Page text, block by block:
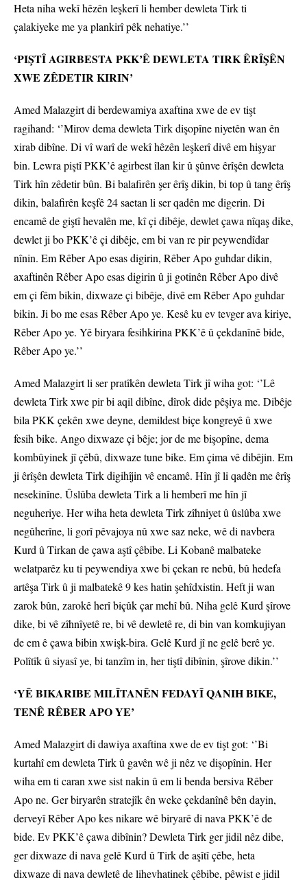
Heta niha wekî hêzên leşkerî li hember dewleta Tirk ti
çalakiyeke me ya plankirî pêk nehatiye.’’
‘PIŞTÎ AGIRBESTA PKK’Ê DEWLETA TIRK ÊRÎŞÊN
XWE ZÊDETIR KIRIN’
Amed Malazgirt di berdewamiya axaftina xwe de ev tişt
ragihand: ‘’Mirov dema dewleta Tirk dişopîne niyetên wan ên
xirab dibîne. Di vî warî de wekî hêzên leşkerî divê em hişyar
bin. Lewra piştî PKK’ê agirbest îlan kir û şûnve êrîşên dewleta
Tirk hîn zêdetir bûn. Bi balafirên şer êrîş dikin, bi top û tang êrîş
dikin, balafirên keşfê 24 saetan li ser qadên me digerin. Di
encamê de giştî hevalên me, kî çi dibêje, dewlet çawa nîqaş dike,
dewlet ji bo PKK’ê çi dibêje, em bi van re pir peywendîdar
nînin. Em Rêber Apo esas digirin, Rêber Apo guhdar dikin,
axaftinên Rêber Apo esas digirin û ji gotinên Rêber Apo divê
em çi fêm bikin, dixwaze çi bibêje, divê em Rêber Apo guhdar
bikin. Ji bo me esas Rêber Apo ye. Kesê ku ev tevger ava kiriye,
Rêber Apo ye. Yê biryara fesihkirina PKK’ê û çekdanînê bide,
Rêber Apo ye.’’
Amed Malazgirt li ser pratîkên dewleta Tirk jî wiha got: ‘’Lê
dewleta Tirk xwe pir bi aqil dibîne, dîrok dide pêşiya me. Dibêje
bila PKK çekên xwe deyne, demildest biçe kongreyê û xwe
fesih bike. Ango dixwaze çi bêje; jor de me bişopîne, dema
kombûyinek jî çêbû, dixwaze tune bike. Em çima vê dibêjin. Em
ji êrîşên dewleta Tirk digihîjin vê encamê. Hîn jî li qadên me êrîş
nesekinîne. Ûslûba dewleta Tirk a li hemberî me hîn jî
neguheriye. Her wiha heta dewleta Tirk zîhniyet û ûslûba xwe
negûherîne, li gorî pêvajoya nû xwe saz neke, wê di navbera
Kurd û Tirkan de çawa aştî çêbibe. Li Kobanê malbateke
welatparêz ku ti peywendiya xwe bi çekan re nebû, bû hedefa
artêşa Tirk û ji malbatekê 9 kes hatin şehîdxistin. Heft ji wan
zarok bûn, zarokê herî biçûk çar mehî bû. Niha gelê Kurd şîrove
dike, bi vê zîhnîyetê re, bi vê dewletê re, di bin van komkujiyan
de em ê çawa bibin xwişk-bira. Gelê Kurd jî ne gelê berê ye.
Polîtîk û siyasî ye, bi tanzîm in, her tiştî dibînin, şîrove dikin.’’
‘YÊ BIKARIBE MILÎTANÊN FEDAYÎ QANIH BIKE,
TENÊ RÊBER APO YE’
Amed Malazgirt di dawiya axaftina xwe de ev tişt got: ‘’Bi
kurtahî em dewleta Tirk û gavên wê ji nêz ve dişopînin. Her
wiha em ti caran xwe sist nakin û em li benda bersiva Rêber
Apo ne. Ger biryarên stratejîk ên weke çekdanînê bên dayin,
derveyî Rêber Apo kes nikare wê biryarê di nava PKK’ê de
bide. Ev PKK’ê çawa dibînin? Dewleta Tirk ger jidil nêz dibe,
ger dixwaze di nava gelê Kurd û Tirk de aşîtî çêbe, heta
dixwaze di nava dewletê de lihevhatinek çêbibe, pêwist e jidil